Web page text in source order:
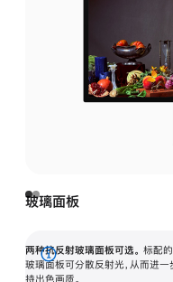
玻璃面板
两种抗反射玻璃面板可选。 标配
玻璃面板可分散反射光，从而进
持出色画质。
展